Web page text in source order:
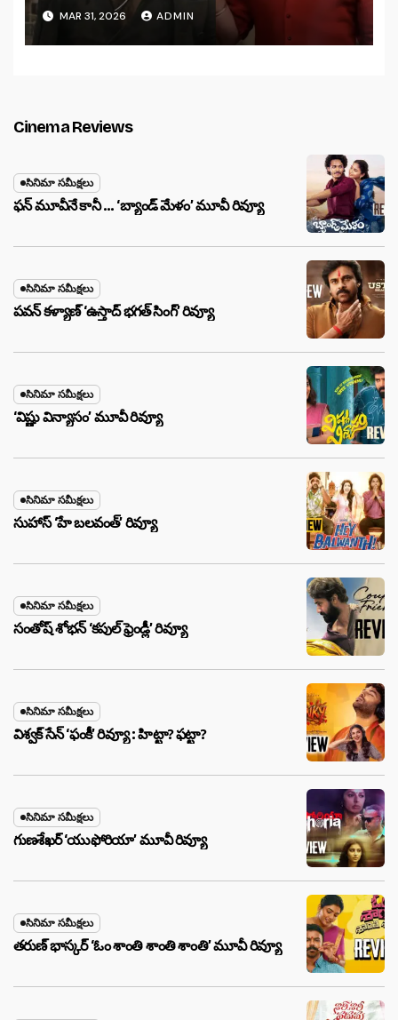
MAR 31, 2026 ADMIN
Cinema Reviews
సినిమా సమీక్షలు
ఫన్ మూవీనే కానీ … ‘బ్యాండ్‌ మేళం’ మూవీ రివ్యూ
సినిమా సమీక్షలు
పవన్ కళ్యాణ్ ‘ఉస్తాద్ భ‌గ‌త్ సింగ్’ రివ్యూ
సినిమా సమీక్షలు
‘విష్ణు విన్యాసం’ మూవీ రివ్యూ
సినిమా సమీక్షలు
సుహాస్ ‘హే బలవంత్’ రివ్యూ
సినిమా సమీక్షలు
సంతోష్ శోభన్ ‘కపుల్ ఫ్రెండ్లీ’ రివ్యూ
సినిమా సమీక్షలు
విశ్వక్ సేన్ ‘ఫంకీ’ రివ్యూ : హిట్టా? ఫట్టా?
సినిమా సమీక్షలు
గుణశేఖర్ ‘యుఫోరియా’ మూవీ రివ్యూ
సినిమా సమీక్షలు
తరుణ్ భాస్కర్ ‘ఓం శాంతి శాంతి శాంతి’ మూవీ రివ్యూ